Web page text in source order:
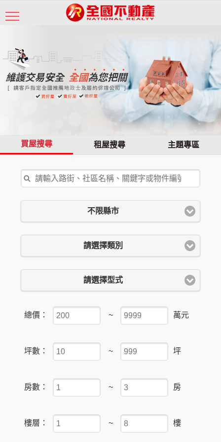
買屋搜尋 租屋搜尋 主題專區
不限縣市
請選擇類別
請選擇型式
總價： ~ 萬元
坪數： ~ 坪
房數： ~ 房
樓層： ~ 樓